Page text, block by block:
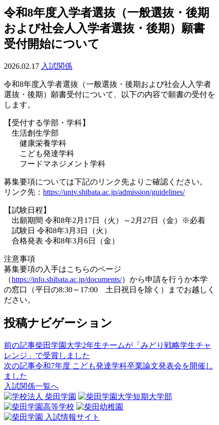
令和8年度入学者選抜（一般選抜・後期
および社会人入学者選抜・後期）願書
受付開始について
2026.02.17 入試関係
令和8年度入学者選抜（一般選抜・後期および社会人入学者
選抜・後期）願書受付について、以下の内容で願書の受付を
します。
【受付する学部・学科】
生活創生学部
健康栄養学科
こども発達学科
フードマネジメント学科
募集要項については下記のリンク先よりご確認ください。
リンク先： https://univ.shibata.ac.jp/admission/guidelines/
【試験日程】
出願期間 令和8年2月17日（火）～2月27日（金）※必着
試験日 令和8年3月3日（火）
合格発表 令和8年3月6日（金）
注意事項
募集要項の入手はこちらのページ
（https://info.shibata.ac.jp/documents/）から申請を行うか本学
の窓口（平日の8:30～17:00 土日祝日を除く）までお越しく
ださい。
投稿ナビゲーション
前の記事柴田学園大学2年生チームが「みどり戦略学生チャ
レンジ」で受賞しました
次の記事令和7年度 こども発達学科卒業論文発表会を開催し
ました
入試関係一覧へ